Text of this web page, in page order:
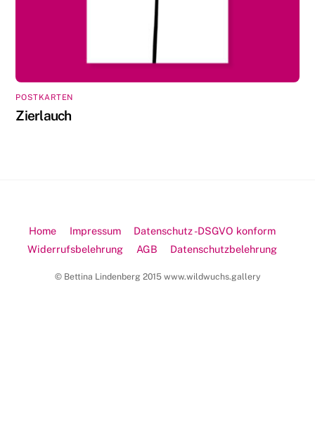
POSTKARTEN
Zierlauch
Home Impressum
Datenschutz -DSGVO konform
Widerrufsbelehrung
AGB Datenschutzbelehrung
© Bettina Lindenberg 2015 www.wildwuchs.gallery